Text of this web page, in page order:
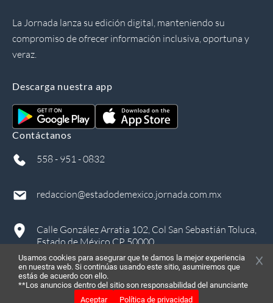
La Jornada lanza su edición digital, manteniendo su
compromiso de ofrecer información inclusiva, oportuna y
veraz.
Descarga nuestra app
Contáctanos
558 - 951 - 0832
redaccion@estadodemexico.jornada.com.mx
Calle González Arratia 102, Col San Sebastián Toluca,
Estado de México CP 50000
2026, Todos los derechos reservados
Usamos cookies para asegurar que te damos la mejor experiencia
en nuestra web. Si continúas usando este sitio, asumiremos que
estás de acuerdo con ello.
**Los anuncios dentro del sitio son responsabilidad del anunciante
Aceptar
Política de privacidad